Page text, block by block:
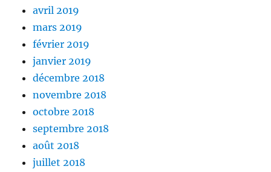
avril 2019
mars 2019
février 2019
janvier 2019
décembre 2018
novembre 2018
octobre 2018
septembre 2018
août 2018
juillet 2018